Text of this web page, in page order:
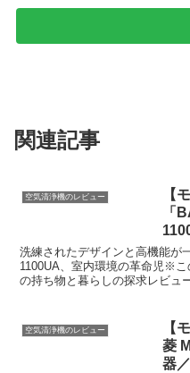
関連記事
空気清浄機のレビュー
【
「
除
直
洗練されたデザインと高機能が
1100UA、室内環境の革命児※
の持ち物と暮らしの探求レビュ
空気清浄機のレビュー
【
菱
器